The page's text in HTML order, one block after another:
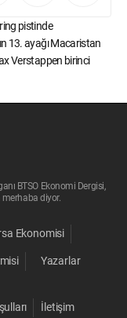
pistinde
13. ayağı Macaristan
Verstappen birinci
BTSO Ekonomi Dergisi,
merhaba diyor.
Ekonomisi
Yazarlar
İletişim